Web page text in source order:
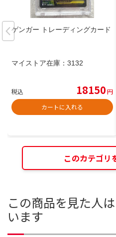
ゲンガー トレーディングカード
マイストア在庫： 3132
税込 18150円
カートに入れる
このカテゴリ
この商品を見た人
います